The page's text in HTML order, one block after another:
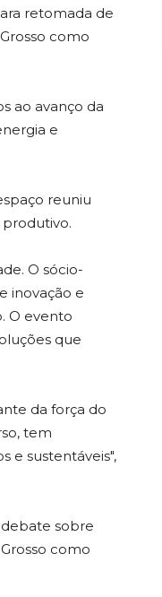
retomada de
como
ao avanço da
e
reuniu
O sócio-
inovação e
O evento
que
da força do
tem
e sustentáveis",
sobre
como